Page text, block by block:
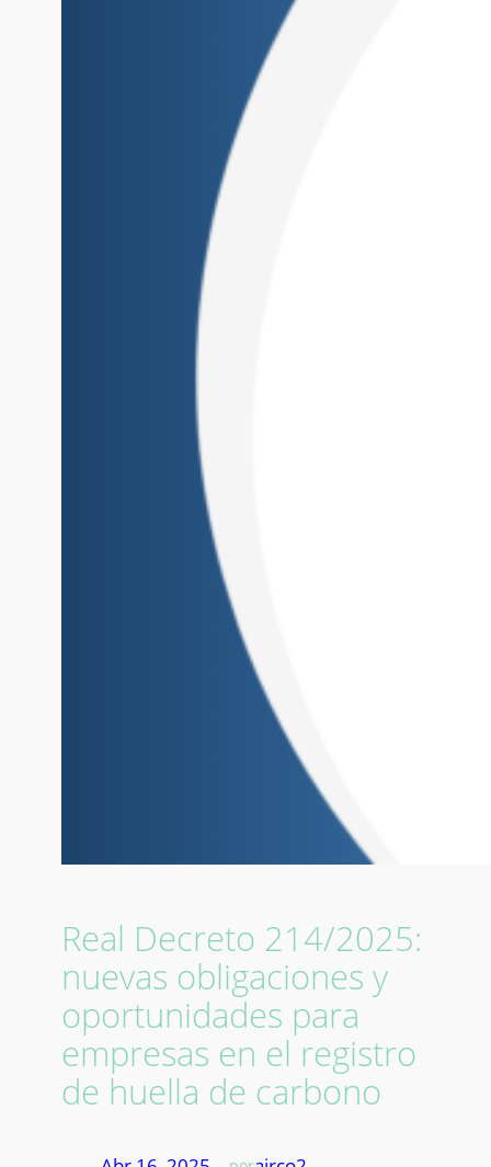
Real Decreto 214/2025:
nuevas obligaciones y
oportunidades para
empresas en el registro
de huella de carbono